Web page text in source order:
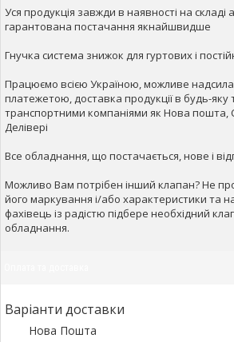
Уся продукція завжди в наявності на складі
гарантована постачання якнайшвидше
Гнучка система знижок для гуртових і
Працюємо всією Україною, можливе
платежетою, доставка продукції в будь-яку
транспортними компаніями як Нова пошта,
Делівері
Все обладнання, що постачається, нове і
Можливо Вам потрібен інший клапан? Не
його маркування і/або характеристики та
фахівець із радістю підбере необхідний
обладнання.
Варіанти доставки
Нова Пошта